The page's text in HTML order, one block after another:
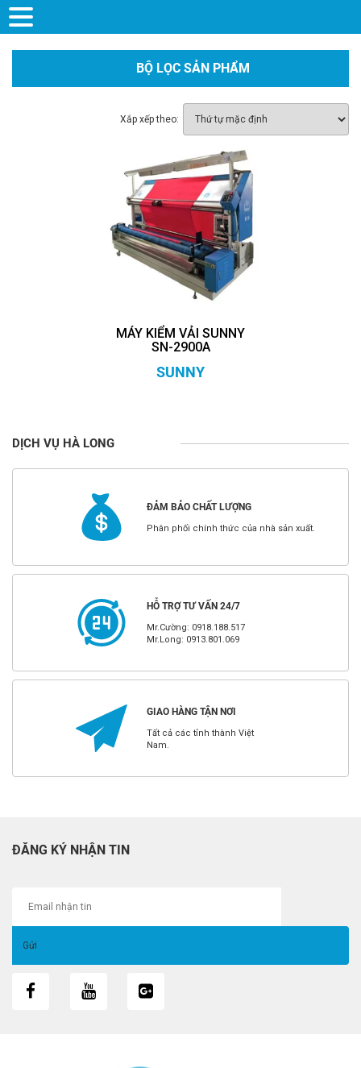
BỘ LỌC SẢN PHẨM
Xắp xếp theo:
MÁY KIỂM VẢI SUNNY
SN-2900A
SUNNY
DỊCH VỤ HÀ LONG
ĐẢM BẢO CHẤT LƯỢNG
Phân phối chính thức của nhà sản xuất.
HỖ TRỢ TƯ VẤN 24/7
Mr.Cường: 0918.188.517
Mr.Long: 0913.801.069
GIAO HÀNG TẬN NƠI
Tất cả các tỉnh thành Việt
Nam.
ĐĂNG KÝ NHẬN TIN